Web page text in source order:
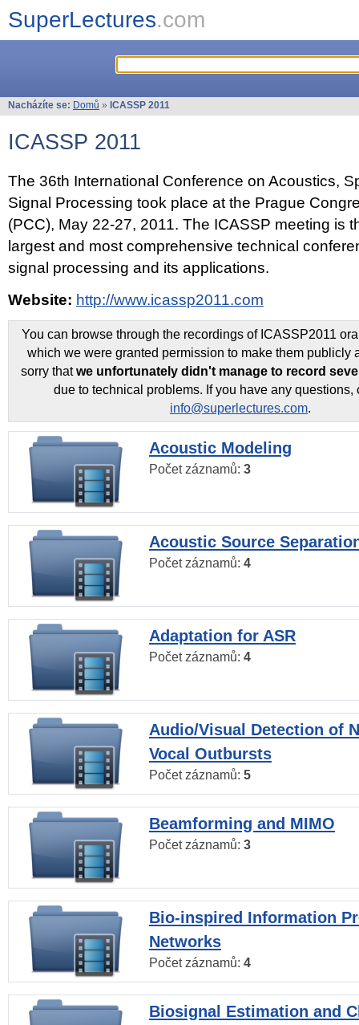
SuperLectures.com
Nacházíte se: Domů » ICASSP 2011
ICASSP 2011
The 36th International Conference on Acoustics,
Signal Processing took place at the Prague
(PCC), May 22-27, 2011. The ICASSP meeting is
largest and most comprehensive technical
signal processing and its applications.
Website: http://www.icassp2011.com
You can browse through the recordings of ICASSP2011
which we were granted permission to make them publicly
sorry thatwe unfortunately didn't manage to record
due to technical problems. If you have any questions,
info@superlectures.com.
Acoustic Modeling
Počet záznamů: 3
Acoustic Source
Počet záznamů: 4
Adaptation for ASR
Počet záznamů: 4
Audio/Visual Detection of
Vocal Outbursts
Počet záznamů: 5
Beamforming and MIMO
Počet záznamů: 3
Bio-inspired Information
Networks
Počet záznamů: 4
Biosignal Estimation and